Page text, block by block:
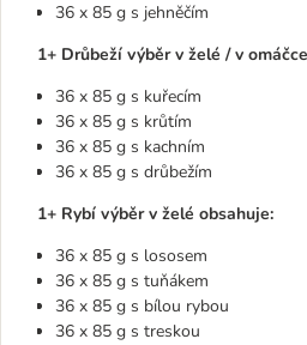
36 x 85 g s jehněčím
1+ Drůbeží výběr v želé / v
36 x 85 g s kuřecím
36 x 85 g s krůtím
36 x 85 g s kachním
36 x 85 g s drůbežím
1+ Rybí výběr v želé obsahuje:
36 x 85 g s lososem
36 x 85 g s tuňákem
36 x 85 g s bílou rybou
36 x 85 g s treskou